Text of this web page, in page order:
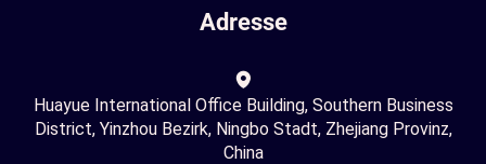
Adresse
Huayue International Office Building, Southern Business
District, Yinzhou Bezirk, Ningbo Stadt, Zhejiang Provinz,
China